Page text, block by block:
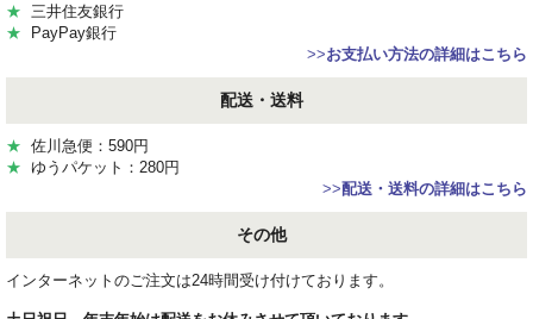
★ 三井住友銀行
★ PayPay銀行
>>お支払い方法の詳細はこちら
配送・送料
★ 佐川急便：590円
★ ゆうパケット：280円
>>配送・送料の詳細はこちら
その他
インターネットのご注文は24時間受け付けております。